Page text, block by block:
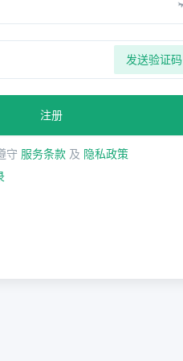
发送验证码
注册
守 服务条款 及 隐私政策